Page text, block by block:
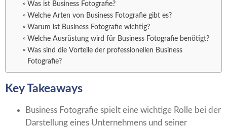
Was ist Business Fotografie?
Welche Arten von Business Fotografie gibt es?
Warum ist Business Fotografie wichtig?
Welche Ausrüstung wird für Business Fotografie benötigt?
Was sind die Vorteile der professionellen Business
Fotografie?
Key Takeaways
Business Fotografie spielt eine wichtige Rolle bei der
Darstellung eines Unternehmens und seiner